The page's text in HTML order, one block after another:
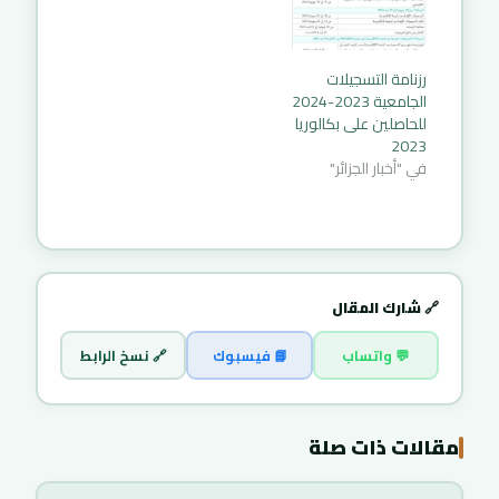
رزنامة التسجيلات
الجامعية 2023-2024
للحاصلين على بكالوريا
2023
في "أخبار الجزائر"
🔗 شارك المقال
💬 واتساب 📘 فيسبوك 🔗 نسخ الرابط
مقالات ذات صلة